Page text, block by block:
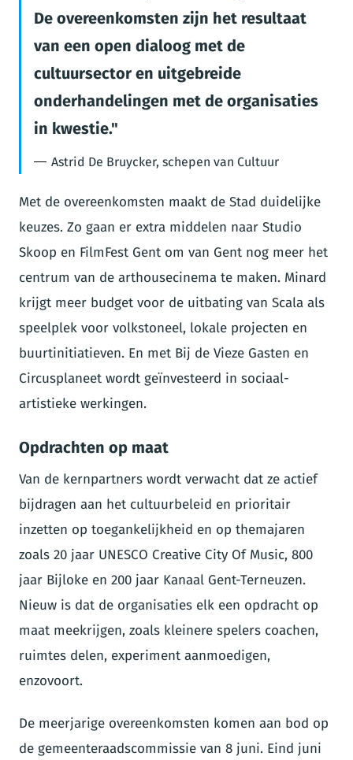
De overeenkomsten zijn het resultaat
van een open dialoog met de
cultuursector en uitgebreide
onderhandelingen met de organisaties
in kwestie.
Astrid De Bruycker, schepen van Cultuur
Met de overeenkomsten maakt de Stad duidelijke
keuzes. Zo gaan er extra middelen naar Studio
Skoop en FilmFest Gent om van Gent nog meer het
centrum van de arthousecinema te maken. Minard
krijgt meer budget voor de uitbating van Scala als
speelplek voor volkstoneel, lokale projecten en
buurtinitiatieven. En met Bij de Vieze Gasten en
Circusplaneet wordt geïnvesteerd in sociaal-
artistieke werkingen.
Opdrachten op maat
Van de kernpartners wordt verwacht dat ze actief
bijdragen aan het cultuurbeleid en prioritair
inzetten op toegankelijkheid en op themajaren
zoals 20 jaar UNESCO Creative City Of Music, 800
jaar Bijloke en 200 jaar Kanaal Gent-Terneuzen.
Nieuw is dat de organisaties elk een opdracht op
maat meekrijgen, zoals kleinere spelers coachen,
ruimtes delen, experiment aanmoedigen,
enzovoort.
De meerjarige overeenkomsten komen aan bod op
de gemeenteraadscommissie van 8 juni. Eind juni